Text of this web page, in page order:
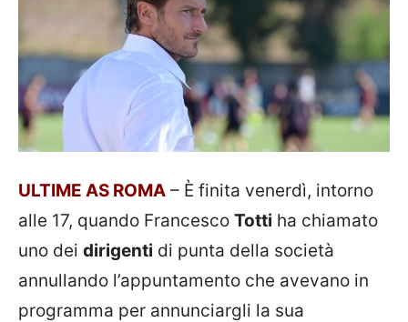
ULTIME AS ROMA – È finita venerdì, intorno
alle 17, quando Francesco Totti ha chiamato
uno dei dirigenti di punta della società
annullando l’appuntamento che avevano in
programma per annunciargli la sua